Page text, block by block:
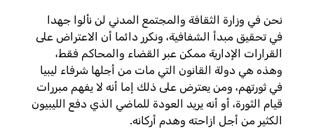
نحن في وزارة الثقافة والمجتمع المدني لن نألوا جهدا
في تحقيق مبدأ الشفافية، ونكرر دائما أن الاعتراض على
القرارات الإدارية ممكن عبر القضاء والمحاكم فقط،
وهذه هي دولة القانون التي مات من أجلها شرفاء ليبيا
في ثورتهم، ومن يعترض على ذلك إما أنه لا يفهم مبررات
قيام الثورة، أو أنه يريد العودة للماضي الذي دفع الليبيون
الكثير من أجل ازاحته وهدم أركانه.